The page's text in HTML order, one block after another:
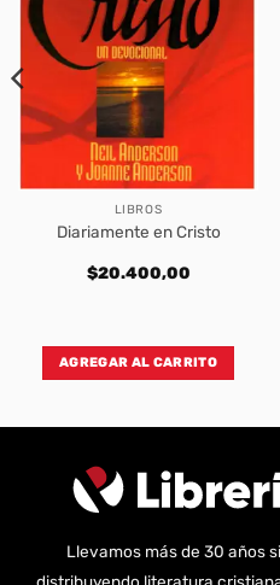
LIBROS
Diariamente en Cristo
$20.400,00
AGREGAR AL CARRITO
Llevamos más de 30 años